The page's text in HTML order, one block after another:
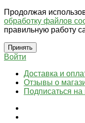
Продолжая
обработку файлов
правильную работу
Принять
Войти
Доставка и
Отзывы о
Подписаться на